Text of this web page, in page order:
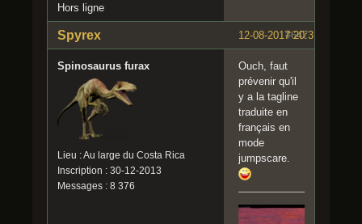
Hors ligne
#647
12-08-2017 20:31:12
Spyrex
Spinosaurus furax
Lieu : Au large du Costa Rica
Inscription : 30-12-2013
Messages : 8 376
Ouch, faut
prévenir qu'il
y a la tagline
traduite en
français en
mode
jumpscare.